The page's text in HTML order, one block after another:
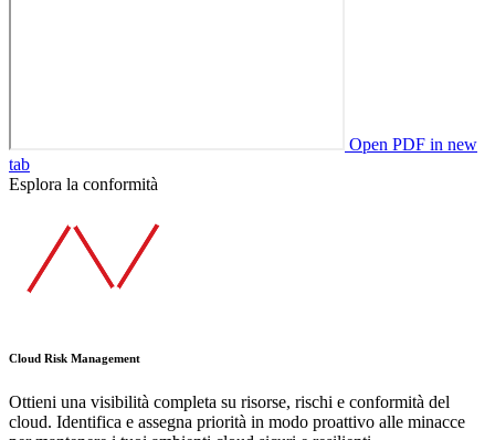
Open PDF in new
tab
Esplora la conformità
Cloud Risk Management
Ottieni una visibilità completa su risorse, rischi e conformità del
cloud. Identifica e assegna priorità in modo proattivo alle minacce